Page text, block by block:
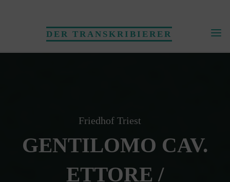
DER TRANSKRIBIERER
Friedhof Triest
GENTILOMO CAV.
ETTORE /